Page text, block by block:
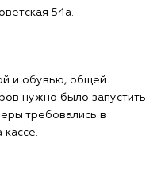
54а.
и обувью, общей
нужно было запустить
требовались в